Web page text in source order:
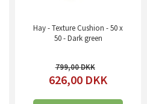
Hay - Texture Cushion - 50 x
50 - Dark green
799,00
626,00 DKK